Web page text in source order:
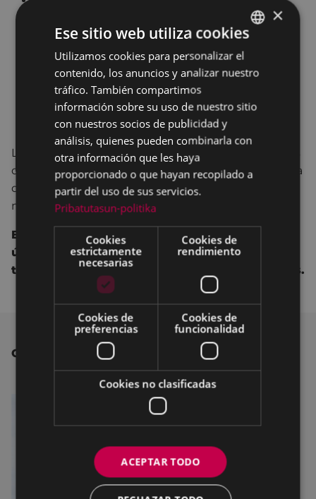
Todas las inscripciones han sido admitidas
Turno 2: 3, 4 y 5 de abril. Horario: 18:00-19:30.
se ha completado grupo.
Turno 3: 13 y 14 de abril. Horario: 16:30-18:00.
odas las inscripciones han sido admitidas
Turno 4: 13 y 14 de abril. Horario: 18:00-19:30.
se ha completado grupo.
Los/as alumnos/as que estén en las listas definitivas
deberán presentar la hoja de matrícula el primer día
de taller. Pincha aquí para descargar la hoja de la
matrícula.
El importe de la matrícula se cobrará en un
único pago, mediante recibo domiciliado a
todos/as los/as alumnos/as de todos los talleres.
OTRAS NOTICIAS
BASQUE
SPANISH
×
Ese sitio web utiliza cookies
Utilizamos cookies para personalizar el
contenido, los anuncios y analizar nuestro
tráfico. También compartimos
información sobre su uso de nuestro sitio
con nuestros socios de publicidad y
análisis, quienes pueden combinarla con
otra información que les haya
proporcionado o que hayan recopilado a
partir del uso de sus servicios.
Pribatutasun-politika
Cookies
estrictamente
necesarias
Cookies de
rendimiento
Cookies de
preferencias
Cookies de
funcionalidad
Cookies no clasificadas
ACEPTAR TODO